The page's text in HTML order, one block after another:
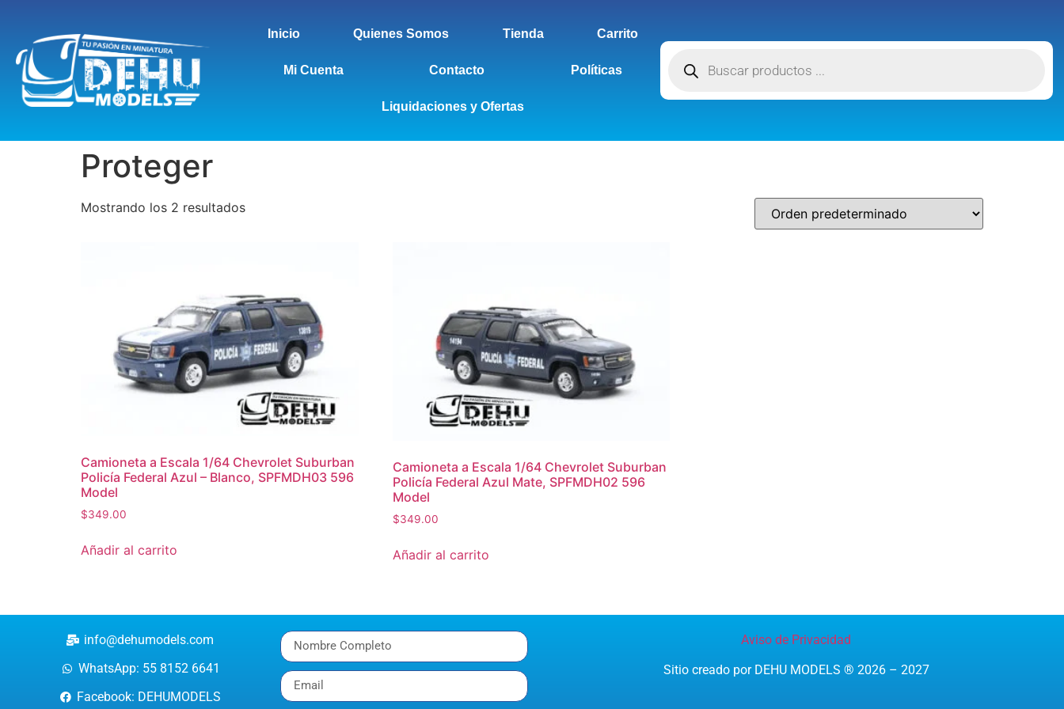
Inicio Quienes Somos Tienda Carrito
Mi Cuenta Contacto Políticas
Liquidaciones y Ofertas
Proteger
Mostrando los 2 resultados
Camioneta a Escala 1/64 Chevrolet Suburban
Policía Federal Azul – Blanco, SPFMDH03 596
Model
$349.00
Añadir al carrito
Camioneta a Escala 1/64 Chevrolet Suburban
Policía Federal Azul Mate, SPFMDH02 596
Model
$349.00
Añadir al carrito
info@dehumodels.com
WhatsApp: 55 8152 6641
Facebook: DEHUMODELS
Aviso de Privacidad
Sitio creado por DEHU MODELS ® 2026 – 2027